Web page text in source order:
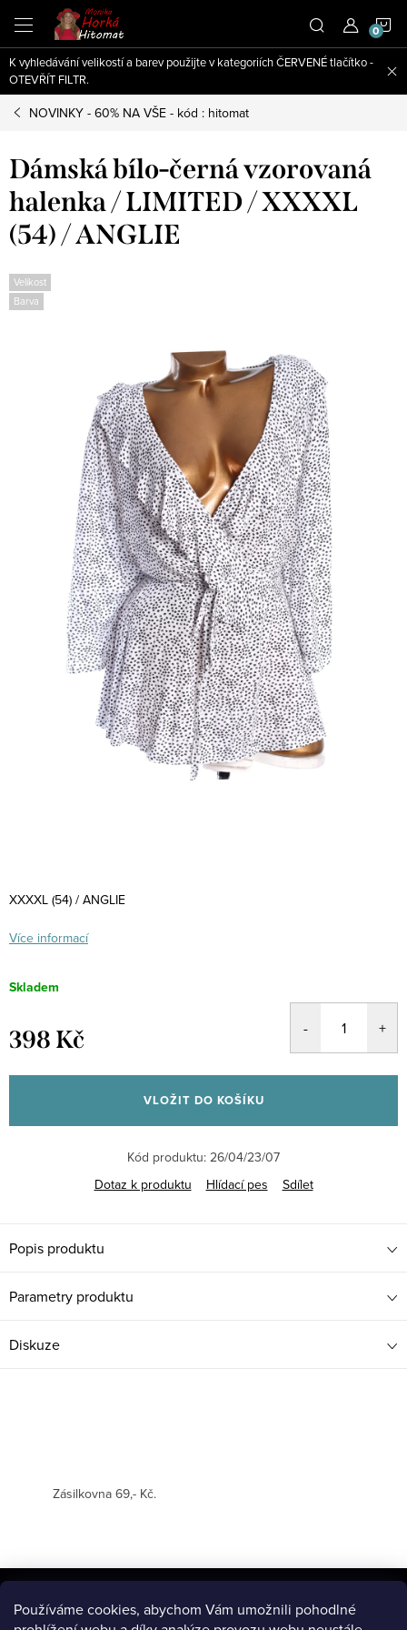
Používáme cookies, abychom Vám umožnili pohodlné
obsah
K vyhledávání velikostí a barev použijte v kategoriích ČERVENÉ tlačítko -
OTEVŘÍT FILTR.
NOVINKY - 60% NA VŠE - kód : hitomat
Dámská bílo-černá vzorovaná
halenka / LIMITED / XXXXL
(54) / ANGLIE
Velikost
Barva
XXXXL (54) / ANGLIE
Více informací
Skladem
398 Kč
cena:
VLOŽIT DO KOŠÍKU
Kód produktu: 26/04/23/07
Dotaz k produktu
Hlídací pes Sdílet
Popis produktu
Parametry produktu
Diskuze
Zásilkovna 69,- Kč.
Z